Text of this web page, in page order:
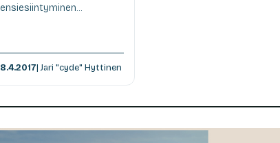
ensiesiintyminen...
8.4.2017| Jari "cyde" Hyttinen